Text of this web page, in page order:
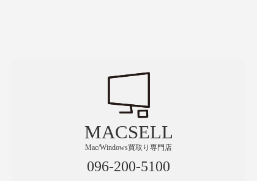
MACSELL
Mac/Windows買取り専門店
096-200-5100